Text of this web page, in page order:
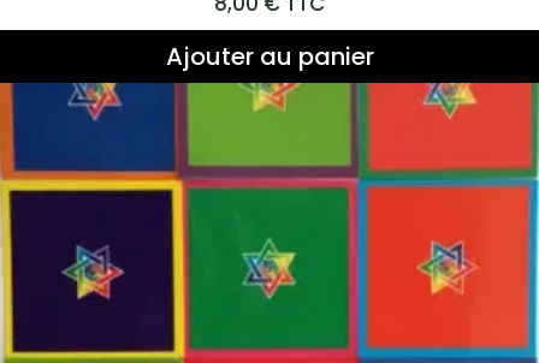
Ajouter au panier